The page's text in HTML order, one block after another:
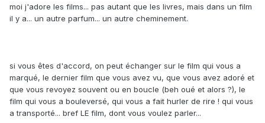
moi j'adore les films... pas autant que les livres, mais dans un film
il y a... un autre parfum... un autre cheminement.
si vous êtes d'accord, on peut échanger sur le film qui vous a
marqué, le dernier film que vous avez vu, que vous avez adoré et
que vous revoyez souvent ou en boucle (beh oué et alors ?), le
film qui vous a bouleversé, qui vous a fait hurler de rire ! qui vous
a transporté... bref LE film, dont vous voulez parler...